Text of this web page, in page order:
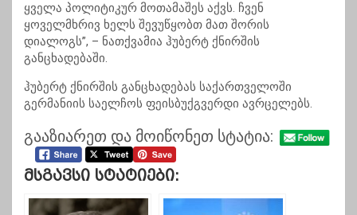
ყველა პოლიტიკურ მოთამაშეს აქვს. ჩვენ
ყოველმხრივ ხელს შევუწყობთ მათ შორის
დიალოგს”, – ნათქვამია ჰუბერტ ქნირშის
განცხადებაში.
ჰუბერტ ქნირშის განცხადებას საქართველოში
გერმანიის საელჩოს ფეისბუქგვერდი ავრცელებს.
გააზიარეთ და მოიწონეთ სტატია:
Მსგავსი Სტატიები: